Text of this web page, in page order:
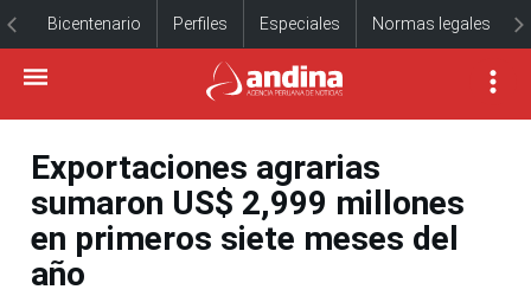
Bicentenario Perfiles Especiales Normas legales
Exportaciones agrarias
sumaron US$ 2,999 millones
en primeros siete meses del
año